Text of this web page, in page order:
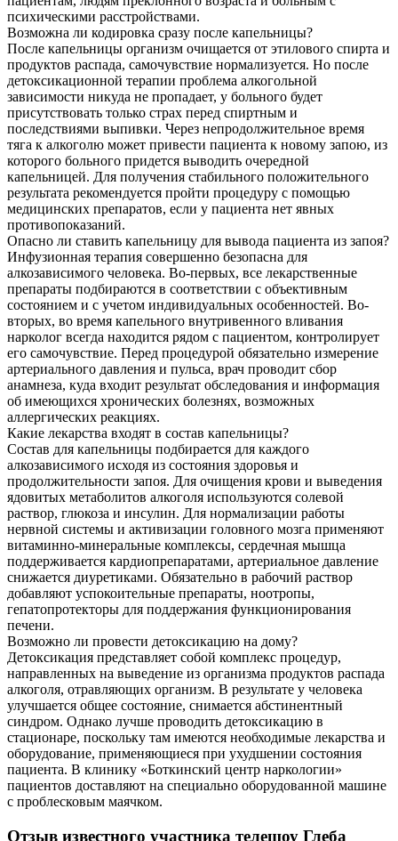
психическими расстройствами.
Возможна ли кодировка сразу после капельницы?
После капельницы организм очищается от этилового спирта и
продуктов распада, самочувствие нормализуется. Но после
детоксикационной терапии проблема алкогольной
зависимости никуда не пропадает, у больного будет
присутствовать только страх перед спиртным и
последствиями выпивки. Через непродолжительное время
тяга к алкоголю может привести пациента к новому запою, из
которого больного придется выводить очередной
капельницей. Для получения стабильного положительного
результата рекомендуется пройти процедуру с помощью
медицинских препаратов, если у пациента нет явных
противопоказаний.
Опасно ли ставить капельницу для вывода пациента из запоя?
Инфузионная терапия совершенно безопасна для
алкозависимого человека. Во-первых, все лекарственные
препараты подбираются в соответствии с объективным
состоянием и с учетом индивидуальных особенностей. Во-
вторых, во время капельного внутривенного вливания
нарколог всегда находится рядом с пациентом, контролирует
его самочувствие. Перед процедурой обязательно измерение
артериального давления и пульса, врач проводит сбор
анамнеза, куда входит результат обследования и информация
об имеющихся хронических болезнях, возможных
аллергических реакциях.
Какие лекарства входят в состав капельницы?
Состав для капельницы подбирается для каждого
алкозависимого исходя из состояния здоровья и
продолжительности запоя. Для очищения крови и выведения
ядовитых метаболитов алкоголя используются солевой
раствор, глюкоза и инсулин. Для нормализации работы
нервной системы и активизации головного мозга применяют
витаминно-минеральные комплексы, сердечная мышца
поддерживается кардиопрепаратами, артериальное давление
снижается диуретиками. Обязательно в рабочий раствор
добавляют успокоительные препараты, ноотропы,
гепатопротекторы для поддержания функционирования
печени.
Возможно ли провести детоксикацию на дому?
Детоксикация представляет собой комплекс процедур,
направленных на выведение из организма продуктов распада
алкоголя, отравляющих организм. В результате у человека
улучшается общее состояние, снимается абстинентный
синдром. Однако лучше проводить детоксикацию в
стационаре, поскольку там имеются необходимые лекарства и
оборудование, применяющиеся при ухудшении состояния
пациента. В клинику «Боткинский центр наркологии»
пациентов доставляют на специально оборудованной машине
с проблесковым маячком.
Отзыв известного участника телешоу Глеба